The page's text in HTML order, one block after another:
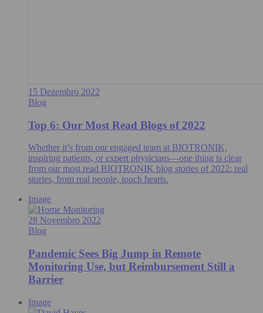
15 Dezembro 2022
Blog
Top 6: Our Most Read Blogs of 2022
Whether it’s from our engaged team at BIOTRONIK,
inspiring patients, or expert physicians—one thing is clear
from our most read BIOTRONIK blog stories of 2022: real
stories, from real people, touch hearts.
Image
28 Novembro 2022
Blog
Pandemic Sees Big Jump in Remote
Monitoring Use, but Reimbursement Still a
Barrier
Image